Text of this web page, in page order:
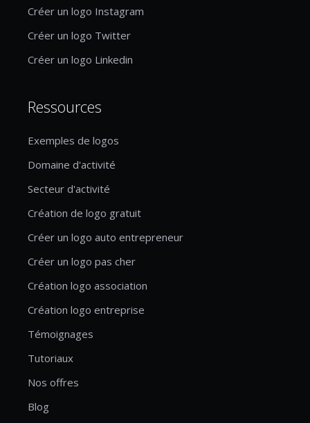
Créer un logo Instagram
Créer un logo Twitter
Créer un logo Linkedin
Ressources
Exemples de logos
Domaine d'activité
Secteur d'activité
Création de logo gratuit
Créer un logo auto entrepreneur
Créer un logo pas cher
Création logo association
Création logo entreprise
Témoignages
Tutoriaux
Nos offres
Blog